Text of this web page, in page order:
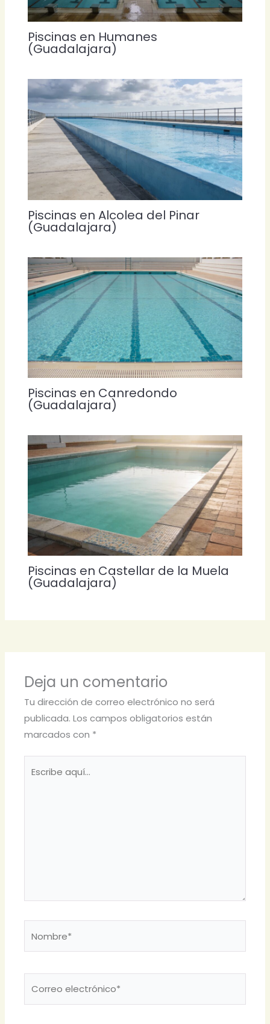
Piscinas en Humanes
(Guadalajara)
Piscinas en Alcolea del Pinar
(Guadalajara)
Piscinas en Canredondo
(Guadalajara)
Piscinas en Castellar de la Muela
(Guadalajara)
Deja un comentario
Tu dirección de correo electrónico no será
publicada. Los campos obligatorios están
marcados con *